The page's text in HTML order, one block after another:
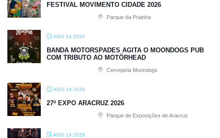
FESTIVAL MOVIMENTO CIDADE 2026
Parque da Prainha
AGO 14 2026
BANDA MOTORSPADES AGITA O MOONDOGS PUB
COM TRIBUTO AO MOTÖRHEAD
Cervejaria Moondogs
AGO 14 2026
27ª EXPO ARACRUZ 2026
Parque de Exposições de Aracruz
AGO 14 2026